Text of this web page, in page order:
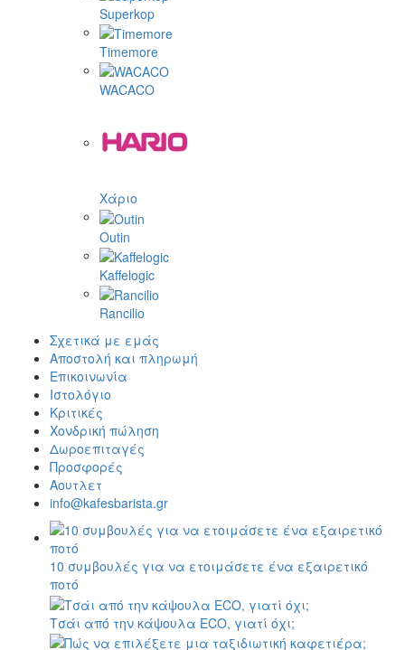
Superkop
Timemore
WACACO
Χάριο
Outin
Kaffelogic
Rancilio
Σχετικά με εμάς
Αποστολή και πληρωμή
Επικοινωνία
Ιστολόγιο
Κριτικές
Χονδρική πώληση
Δωροεπιταγές
Προσφορές
Αουτλετ
info@kafesbarista.gr
10 συμβουλές για να ετοιμάσετε ένα εξαιρετικό
ποτό
Τσάι από την κάψουλα ECO, γιατί όχι;